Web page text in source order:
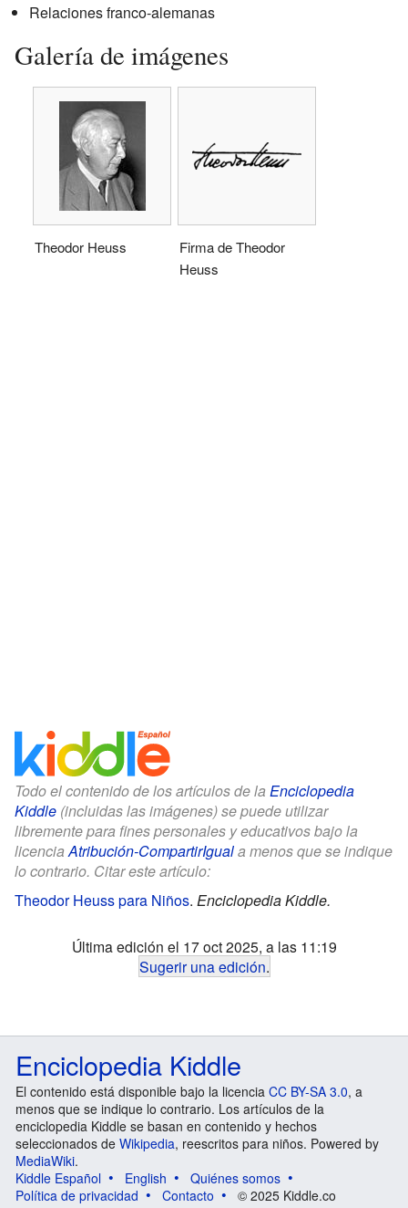
Relaciones franco-alemanas
Galería de imágenes
Theodor Heuss
Firma de Theodor
Heuss
Todo el contenido de los artículos de la Enciclopedia
Kiddle (incluidas las imágenes) se puede utilizar
libremente para fines personales y educativos bajo la
licenciaAtribución-CompartirIguala menos que se indique
lo contrario. Citar este artículo:
Theodor Heuss para Niños. Enciclopedia Kiddle.
Última edición el 17 oct 2025, a las 11:19
Sugerir una edición.
Enciclopedia Kiddle
El contenido está disponible bajo la licencia CC BY-SA 3.0, a
menos que se indique lo contrario. Los artículos de la
enciclopedia Kiddle se basan en contenido y hechos
seleccionados de Wikipedia, reescritos para niños. Powered by
MediaWiki.
Kiddle Español
English
Quiénes somos
Política de privacidad
Contacto © 2025 Kiddle.co